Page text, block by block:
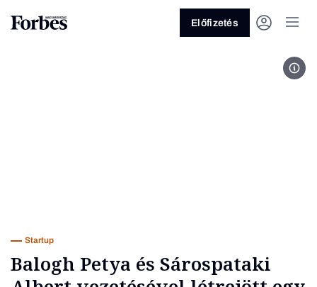
Előfizetés
Startup
Balogh Petya és Sárospataki